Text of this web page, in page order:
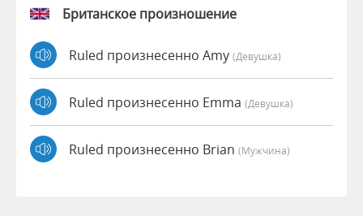
Британское произношение
Ruled произнесенно Amy (девушка)
Ruled произнесенно Emma (девушка)
Ruled произнесенно Brian (мужчина)